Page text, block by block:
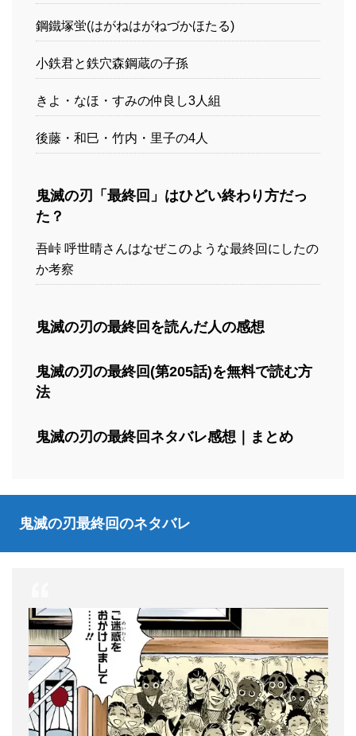
鋼鐵塚蛍(はがねはがねづかほたる)
小鉄君と鉄穴森鋼蔵の子孫
きよ・なほ・すみの仲良し3人組
後藤・和巳・竹内・里子の4人
鬼滅の刃「最終回」はひどい終わり方だっ
た？
吾峠 呼世晴さんはなぜこのような最終回にしたの
か考察
鬼滅の刃の最終回を読んだ人の感想
鬼滅の刃の最終回(第205話)を無料で読む方
法
鬼滅の刃の最終回ネタバレ感想｜まとめ
鬼滅の刃最終回のネタバレ